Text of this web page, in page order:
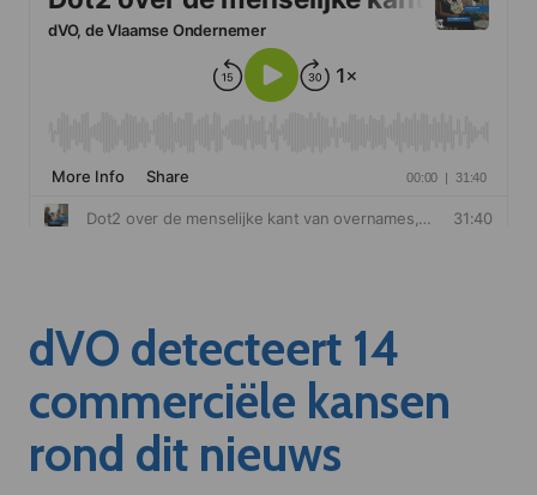
dVO detecteert 14
commerciële kansen
rond dit nieuws